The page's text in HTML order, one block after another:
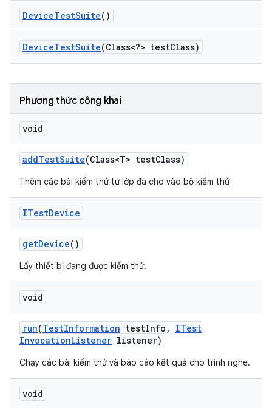
DeviceTestSuite()
DeviceTestSuite(Class<?> testClass)
Phương thức công khai
void
addTestSuite(Class<T> testClass)
Thêm các bài kiểm thử từ lớp đã cho vào bộ kiểm thử
ITestDevice
getDevice()
Lấy thiết bị đang được kiểm thử.
void
run(TestInformation testInfo ,
ITest
InvocationListener listener)
Chạy các bài kiểm thử và báo cáo kết quả cho trình nghe.
void